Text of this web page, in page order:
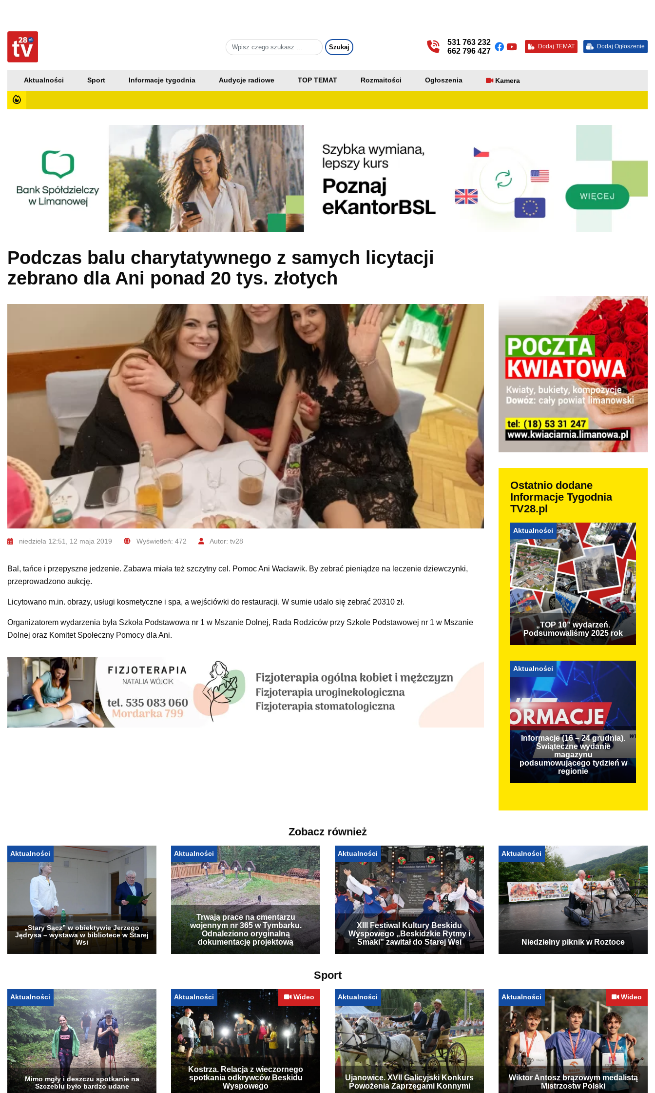
531 763 232
662 796 427
Dodaj TEMAT Dodaj Ogłoszenie
Aktualności Sport Informacje tygodnia Audycje radiowe TOP TEMAT Rozmaitości Ogłoszenia Kamera
Podczas balu charytatywnego z samych licytacji
zebrano dla Ani ponad 20 tys. złotych
niedziela 12:51, 12 maja 2019 Wyświetleń: 472 Autor: tv28
Bal, tańce i przepyszne jedzenie. Zabawa miała też szczytny cel. Pomoc Ani Wacławik. By zebrać pieniądze na leczenie dziewczynki,
przeprowadzono aukcję.
Licytowano m.in. obrazy, usługi kosmetyczne i spa, a wejściówki do restauracji. W sumie udalo się zebrać 20310 zł.
Organizatorem wydarzenia była Szkoła Podstawowa nr 1 w Mszanie Dolnej, Rada Rodziców przy Szkole Podstawowej nr 1 w Mszanie
Dolnej oraz Komitet Społeczny Pomocy dla Ani.
Ostatnio dodane
Informacje Tygodnia
TV28.pl
Aktualności
„TOP 10” wydarzeń.
Podsumowaliśmy 2025 rok
Aktualności
Informacje (16 – 24 grudnia).
Świąteczne wydanie
magazynu
podsumowującego tydzień w
regionie
Zobacz również
Aktualności
„Stary Sącz” w obiektywie Jerzego
Jędrysa – wystawa w bibliotece w Starej
Wsi
Aktualności
Trwają prace na cmentarzu
wojennym nr 365 w Tymbarku.
Odnaleziono oryginalną
dokumentację projektową
Aktualności
XIII Festiwal Kultury Beskidu
Wyspowego „Beskidzkie Rytmy i
Smaki” zawitał do Starej Wsi
Aktualności
Niedzielny piknik w Roztoce
Sport
Aktualności
Mimo mgły i deszczu spotkanie na
Szczeblu było bardzo udane
Aktualności Wideo
Kostrza. Relacja z wieczornego
spotkania odkrywców Beskidu
Wyspowego
Aktualności
Ujanowice. XVII Galicyjski Konkurs
Powożenia Zaprzęgami Konnymi
Aktualności Wideo
Wiktor Antosz brązowym medalistą
Mistrzostw Polski